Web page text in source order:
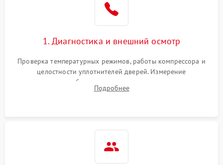
работе
2000 ₽ Подробнее →
1000 ₽
1800 ₽
1. Диагностика и внешний осмотр
Проверка температурных режимов, работы компрессора и
целостности уплотнителей дверей. Измерение
сопротивления обмоток мотора, проверка термостата и
считывание кодов ошибок с электронного дисплея.
Подробнее